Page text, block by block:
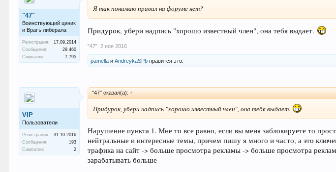
"47"
Воинствующий циник
и Врагъ либерала
Регистрация:
17.09.2014
Сообщения:
29.460
Симпатии:
7.795
Я так понимаю правил на форуме нет?
Придурок, убери надпись "хорошо известный член", она тебя выдает.
"47" 2 ноя 2016
pamella иAndreykaSPb нравится это.
VIP
Пользователи
Регистрация:
31.10.2016
Сообщения:
193
Симпатии:
2
"47" сказал(а): ↑
Придурок, убери надпись "хорошо известный член", она тебя выдает.
Нарушение пункта 1. Мне то все равно, если вы меня заблокируете то
нейтральные и интересные темы, причем пишу я много и часто, а это
трафика на сайт -> больше просмотра рекламы -> больше просмотра
зарабатывать больше